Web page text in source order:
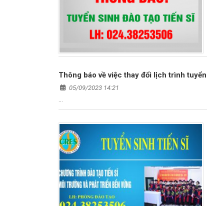
Thông báo về việc thay đổi lịch trình
05/09/2023 14:21
…